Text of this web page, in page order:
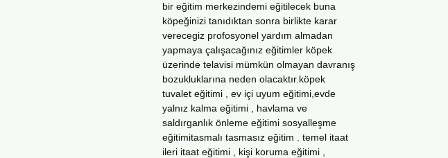
bir eğitim merkezindemi eğitilecek buna
köpeğinizi tanıdıktan sonra birlikte karar
verecegiz profosyonel yardım almadan
yapmaya çalışacağınız eğitimler köpek
üzerinde telavisi mümkün olmayan davranış
bozukluklarına neden olacaktır.köpek
tuvalet eğitimi , ev içi uyum eğitimi,evde
yalnız kalma eğitimi , havlama ve
saldırganlık önleme eğitimi sosyalleşme
eğitimitasmalı tasmasız eğitim . temel itaat
ileri itaat eğitimi , kişi koruma eğitimi ,